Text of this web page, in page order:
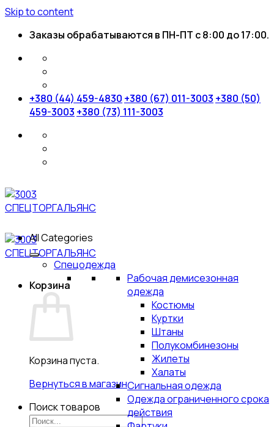
Skip to content
Заказы обрабатываются в ПН-ПТ с 8:00 до 17:00.
+380 (44) 459-4830 +380 (67) 011-3003 +380 (50)
459-3003 +380 (73) 111-3003
Корзина
Корзина пуста.
Вернуться в магазин
Поиск товаров
All Categories
Спецодежда
Рабочая демисезонная
одежда
Костюмы
Куртки
Штаны
Полукомбинезоны
Жилеты
Халаты
Сигнальная одежда
Одежда ограниченного срока
действия